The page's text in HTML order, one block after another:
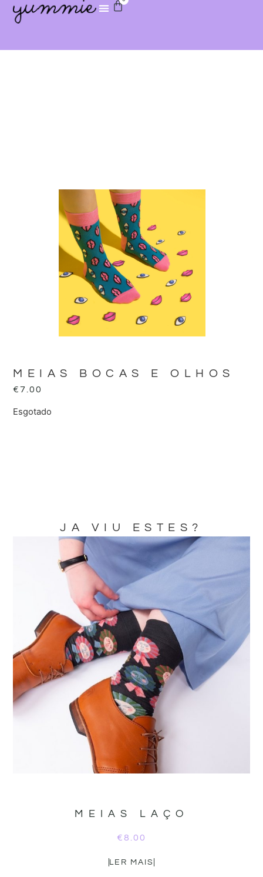
MEIAS BOCAS E OLHOS
€7.00
Esgotado
JA VIU ESTES?
MEIAS LAÇO
€8.00
LER MAIS